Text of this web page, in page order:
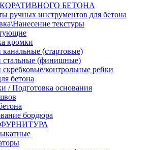
БЕТОНА
ручных инструментов для бетона
текстуры
кромки
канальные (стартовые)
стальные (финишные)
скребковые/контрольные рейки
бетона
/ Подготовка основания
бордюра